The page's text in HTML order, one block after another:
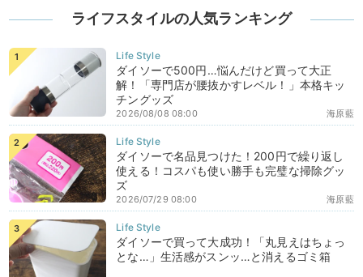
ライフスタイルの人気ランキング
ダイソーで500円…悩んだけど買って大正
解！「専門店が腰抜かすレベル！」本格キッ
チングッズ
海原藍
2026/08/08 08:00
ダイソーで名品見つけた！200円で繰り返し
使える！コスパも使い勝手も完璧な掃除グッ
ズ
海原藍
2026/07/29 08:00
ダイソーで買って大成功！「丸見えはちょっ
とな…」生活感がスンッ…と消えるゴミ箱